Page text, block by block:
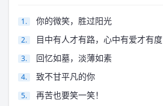
你的微笑，胜过阳光
目中有人才有路，心中有爱才有度
回忆如墓，淡薄如素
致不甘平凡的你
再苦也要笑一笑！